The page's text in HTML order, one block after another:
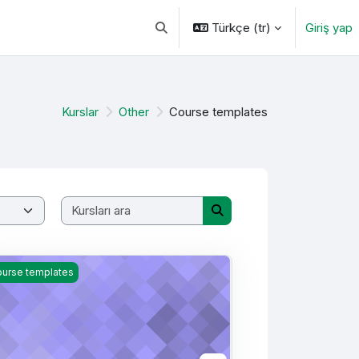
Arama girişini değiştir
Türkçe ‎(tr)‎ Giriş yap
Kurslar Other Course templates
Kursları ara
Kursları ara
Template 2025
templates